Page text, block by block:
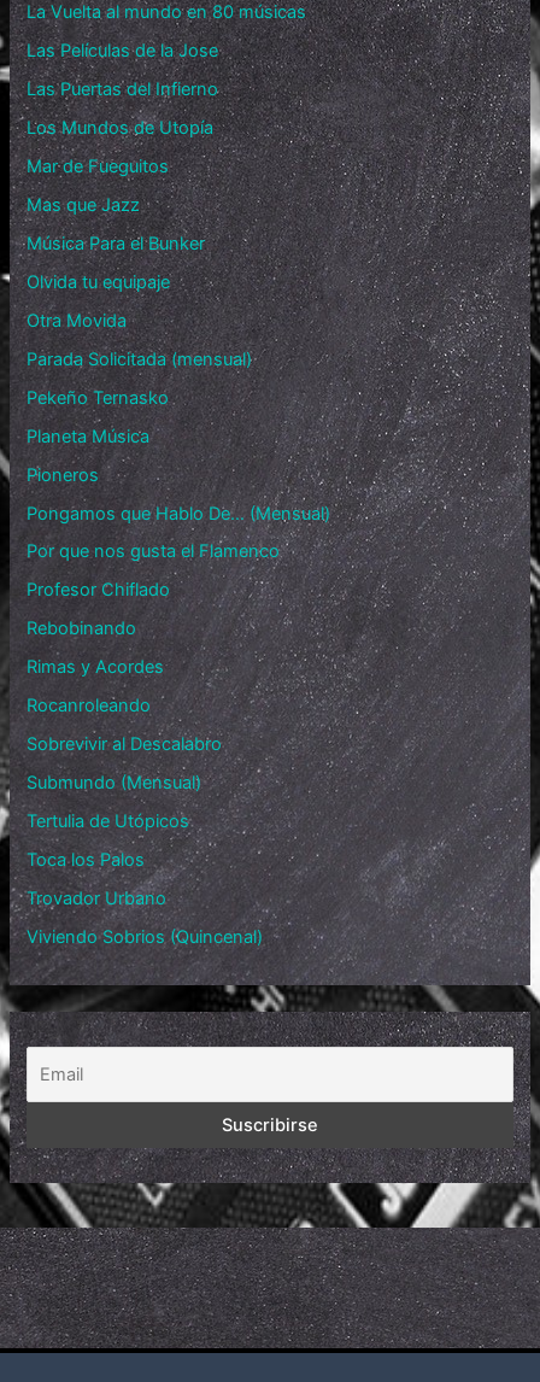
La Vuelta al mundo en 80 músicas
Las Películas de la Jose
Las Puertas del Infierno
Los Mundos de Utopía
Mar de Fueguitos
Mas que Jazz
Música Para el Bunker
Olvida tu equipaje
Otra Movida
Parada Solicitada (mensual)
Pekeño Ternasko
Planeta Música
Pioneros
Pongamos que Hablo De… (Mensual)
Por que nos gusta el Flamenco
Profesor Chiflado
Rebobinando
Rimas y Acordes
Rocanroleando
Sobrevivir al Descalabro
Submundo (Mensual)
Tertulia de Utópicos
Toca los Palos
Trovador Urbano
Viviendo Sobrios (Quincenal)